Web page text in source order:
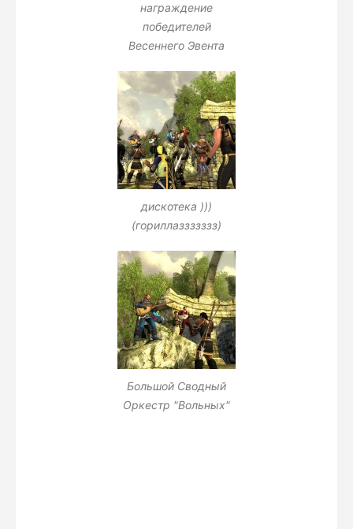
награждение
победителей
Весеннего Эвента
дискотека )))
(гориллаззззззз)
Большой Сводный
Оркестр "Вольных"